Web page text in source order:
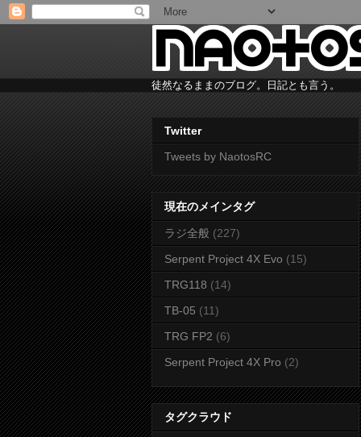
徒然なるままのブログ。日記とも言う。
Twitter
Tweets by NaotosRC
現在のメインタグ
ラジ全般 (227)
Serpent Project 4X Evo (15)
TRG118 (14)
TB-05 (11)
TRG FP2 (6)
Serpent Project 4X Pro (2)
タグクラウド